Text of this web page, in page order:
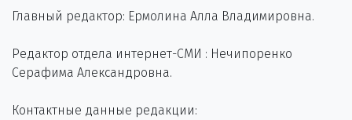
Главный редактор: Ермолина Алла Владимировна.
Редактор отдела интернет-СМИ : Нечипоренко
Серафима Александровна.
Контактные данные редакции: